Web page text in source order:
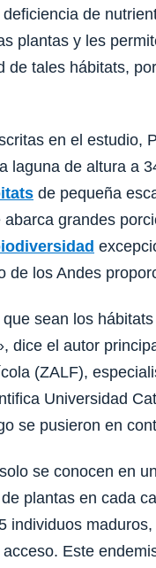
de
plantas y les
de tales hábitats,
en el estudio,
laguna de altura a
de pequeña
grandes
de los Andes
sean los
dice el autor
(ZALF),
Universidad
se pusieron en
se conocen en
plantas en cada
individuos
Este